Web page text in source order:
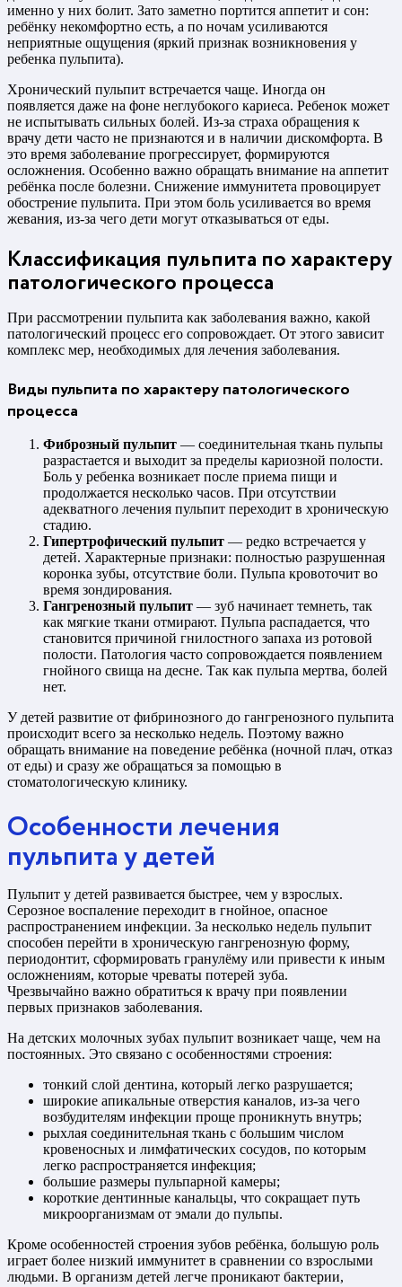
именно у них болит. Зато заметно портится аппетит и сон:
ребёнку некомфортно есть, а по ночам усиливаются
неприятные ощущения (яркий признак возникновения у
ребенка пульпита).
Хронический пульпит встречается чаще. Иногда он
появляется даже на фоне неглубокого кариеса. Ребенок может
не испытывать сильных болей. Из-за страха обращения к
врачу дети часто не признаются и в наличии дискомфорта. В
это время заболевание прогрессирует, формируются
осложнения. Особенно важно обращать внимание на аппетит
ребёнка после болезни. Снижение иммунитета провоцирует
обострение пульпита. При этом боль усиливается во время
жевания, из-за чего дети могут отказываться от еды.
Классификация пульпита по характеру
патологического процесса
При рассмотрении пульпита как заболевания важно, какой
патологический процесс его сопровождает. От этого зависит
комплекс мер, необходимых для лечения заболевания.
Виды пульпита по характеру патологического
процесса
Фиброзный пульпит — соединительная ткань пульпы
разрастается и выходит за пределы кариозной полости.
Боль у ребенка возникает после приема пищи и
продолжается несколько часов. При отсутствии
адекватного лечения пульпит переходит в хроническую
стадию.
Гипертрофический пульпит — редко встречается у
детей. Характерные признаки: полностью разрушенная
коронка зубы, отсутствие боли. Пульпа кровоточит во
время зондирования.
Гангренозный пульпит — зуб начинает темнеть, так
как мягкие ткани отмирают. Пульпа распадается, что
становится причиной гнилостного запаха из ротовой
полости. Патология часто сопровождается появлением
гнойного свища на десне. Так как пульпа мертва, болей
нет.
У детей развитие от фибринозного до гангренозного пульпита
происходит всего за несколько недель. Поэтому важно
обращать внимание на поведение ребёнка (ночной плач, отказ
от еды) и сразу же обращаться за помощью в
стоматологическую клинику.
Особенности лечения
пульпита у детей
Пульпит у детей развивается быстрее, чем у взрослых.
Серозное воспаление переходит в гнойное, опасное
распространением инфекции. За несколько недель пульпит
способен перейти в хроническую гангренозную форму,
периодонтит, сформировать гранулёму или привести к иным
осложнениям, которые чреваты потерей зуба.
Чрезвычайно важно обратиться к врачу при появлении
первых признаков заболевания.
На детских молочных зубах пульпит возникает чаще, чем на
постоянных. Это связано с особенностями строения:
тонкий слой дентина, который легко разрушается;
широкие апикальные отверстия каналов, из-за чего
возбудителям инфекции проще проникнуть внутрь;
рыхлая соединительная ткань с большим числом
кровеносных и лимфатических сосудов, по которым
легко распространяется инфекция;
большие размеры пульпарной камеры;
короткие дентинные канальцы, что сокращает путь
микроорганизмам от эмали до пульпы.
Кроме особенностей строения зубов ребёнка, большую роль
играет более низкий иммунитет в сравнении со взрослыми
людьми. В организм детей легче проникают бактерии,